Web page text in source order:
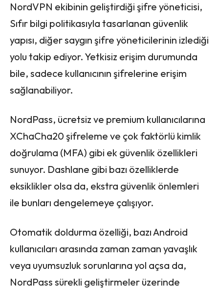
NordVPN ekibinin geliştirdiği şifre yöneticisi,
Sıfır bilgi politikasıyla tasarlanan güvenlik
yapısı, diğer saygın şifre yöneticilerinin izlediği
yolu takip ediyor. Yetkisiz erişim durumunda
bile, sadece kullanıcının şifrelerine erişim
sağlanabiliyor.
NordPass, ücretsiz ve premium kullanıcılarına
XChaCha20 şifreleme ve çok faktörlü kimlik
doğrulama (MFA) gibi ek güvenlik özellikleri
sunuyor. Dashlane gibi bazı özelliklerde
eksiklikler olsa da, ekstra güvenlik önlemleri
ile bunları dengelemeye çalışıyor.
Otomatik doldurma özelliği, bazı Android
kullanıcıları arasında zaman zaman yavaşlık
veya uyumsuzluk sorunlarına yol açsa da,
NordPass sürekli geliştirmeler üzerinde